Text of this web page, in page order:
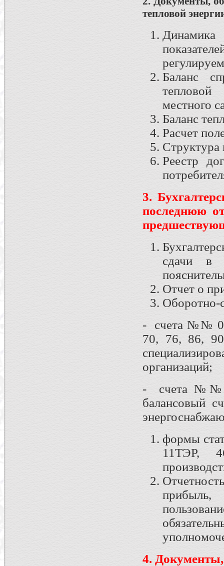
тепловой
Баланс
тепловой
местного
Баланс
Расчет
Структура
Реестр
3.
последнюю
сдачи в
Отчет о
Оборотно-
- счета №№
70, 76, 86,
организаций;
- счета №№
балансовый
формы
11ТЭР,
прибыль,
4.